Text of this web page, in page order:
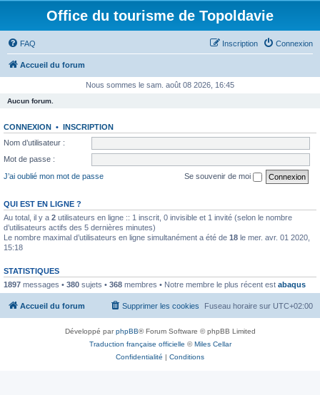
Office du tourisme de Topoldavie
FAQ Connexion
Inscription
Accueil du forum
Nous sommes le sam. août 08 2026, 16:45
Aucun forum.
CONNEXION • INSCRIPTION
Nom d’utilisateur :
Mot de passe :
J’ai oublié mon mot de passe
Se souvenir de moi
QUI EST EN LIGNE ?
Au total, il y a 2 utilisateurs en ligne :: 1 inscrit, 0 invisible et 1 invité (selon le nombre
d’utilisateurs actifs des 5 dernières minutes)
Le nombre maximal d’utilisateurs en ligne simultanément a été de 18 le mer. avr. 01 2020,
15:18
STATISTIQUES
1897 messages • 380 sujets • 368 membres • Notre membre le plus récent est abaqus
Accueil du forum Fuseau horaire sur UTC+02:00
Supprimer les cookies
Développé parphpBB® Forum Software © phpBB Limited
Traduction française officielle ©Miles Cellar
Confidentialité | Conditions